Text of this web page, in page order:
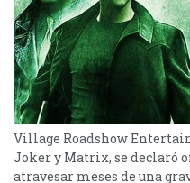
Village Roadshow
Joker y Matrix, se declaró
atravesar meses de una